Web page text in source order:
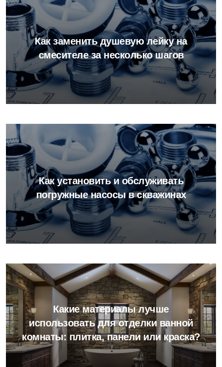
Как заменить душевую лейку на
смесителе за несколько шагов
Как установить и обслуживать
погружные насосы в скважинах
Какие материалы лучше
использовать для отделки ванной
комнаты: плитка, панели или краска?